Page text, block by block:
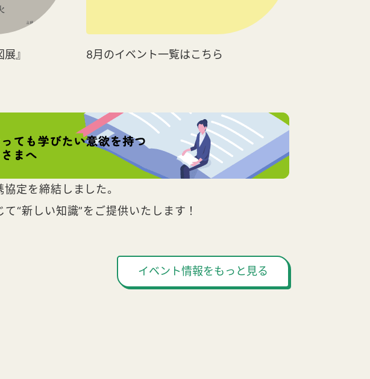
』 8月のイベント一覧はこちら
定を締結しました。
“新しい知識”をご提供いたします！
イベント情報をもっと見る